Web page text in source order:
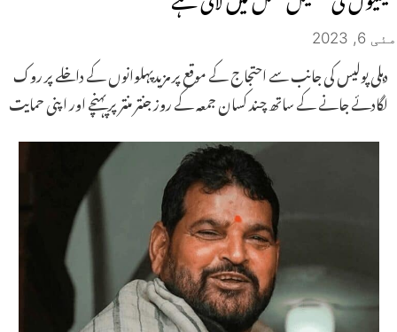
مئی 6, 2023
دہلی پولیس کی جانب سے احتجاج کے موقع پر مزیدپہلوانوں کے داخلے پر روک
لگادئے جانے کے ساتھ چند کسان جمعہ کے روز جنتر منتر پر پہنچے اور اپنی حمایت